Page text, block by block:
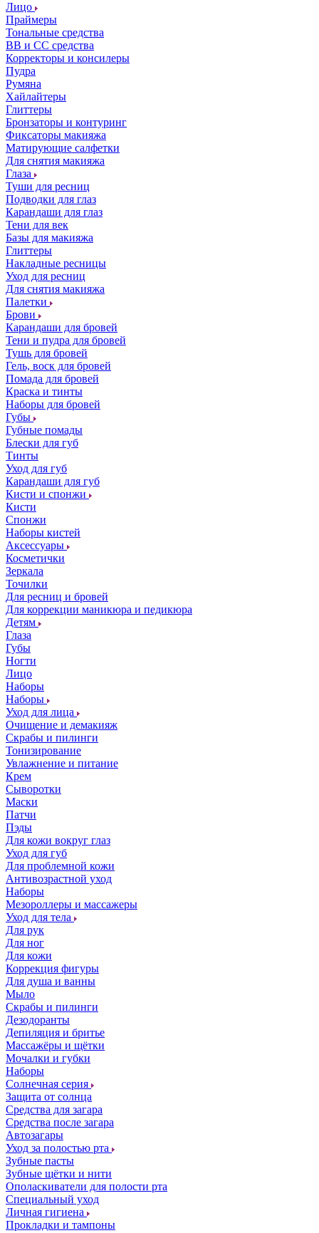
Лицо
Праймеры
Тональные средства
ВВ и СС средства
Корректоры и консилеры
Пудра
Румяна
Хайлайтеры
Глиттеры
Бронзаторы и контуринг
Фиксаторы макияжа
Матирующие салфетки
Для снятия макияжа
Глаза
Туши для ресниц
Подводки для глаз
Карандаши для глаз
Тени для век
Базы для макияжа
Глиттеры
Накладные ресницы
Уход для ресниц
Для снятия макияжа
Палетки
Брови
Карандаши для бровей
Тени и пудра для бровей
Тушь для бровей
Гель, воск для бровей
Помада для бровей
Краска и тинты
Наборы для бровей
Губы
Губные помады
Блески для губ
Тинты
Уход для губ
Карандаши для губ
Кисти и спонжи
Кисти
Спонжи
Наборы кистей
Аксессуары
Косметички
Зеркала
Точилки
Для ресниц и бровей
Для коррекции маникюра и педикюра
Детям
Глаза
Губы
Ногти
Лицо
Наборы
Наборы
Уход для лица
Очищение и демакияж
Скрабы и пилинги
Тонизирование
Увлажнение и питание
Крем
Сыворотки
Маски
Патчи
Пэды
Для кожи вокруг глаз
Уход для губ
Для проблемной кожи
Антивозрастной уход
Наборы
Мезороллеры и массажеры
Уход для тела
Для рук
Для ног
Для кожи
Коррекция фигуры
Для душа и ванны
Мыло
Скрабы и пилинги
Дезодоранты
Депиляция и бритье
Массажёры и щётки
Мочалки и губки
Наборы
Солнечная серия
Защита от солнца
Средства для загара
Средства после загара
Автозагары
Уход за полостью рта
Зубные пасты
Зубные щётки и нити
Ополаскиватели для полости рта
Специальный уход
Личная гигиена
Прокладки и тампоны